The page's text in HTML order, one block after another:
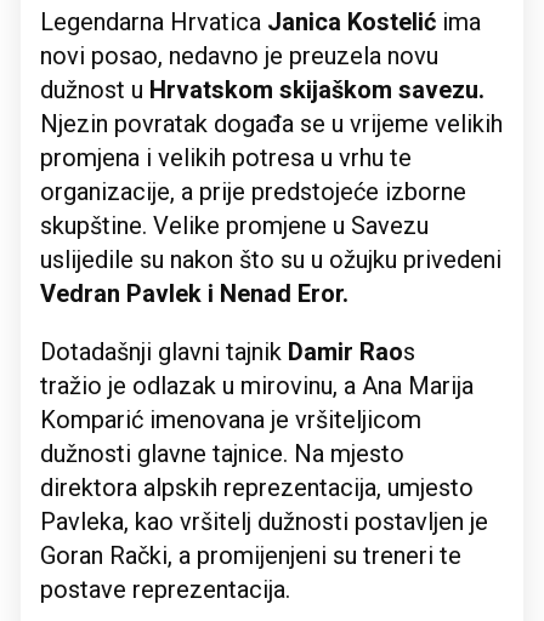
Legendarna Hrvatica Janica Kostelić ima
novi posao, nedavno je preuzela novu
dužnost u Hrvatskom skijaškom savezu.
Njezin povratak događa se u vrijeme velikih
promjena i velikih potresa u vrhu te
organizacije, a prije predstojeće izborne
skupštine. Velike promjene u Savezu
uslijedile su nakon što su u ožujku privedeni
Vedran Pavlek i Nenad Eror.
Dotadašnji glavni tajnik Damir Raos
tražio je odlazak u mirovinu, a Ana Marija
Komparić imenovana je vršiteljicom
dužnosti glavne tajnice. Na mjesto
direktora alpskih reprezentacija, umjesto
Pavleka, kao vršitelj dužnosti postavljen je
Goran Rački, a promijenjeni su treneri te
postave reprezentacija.